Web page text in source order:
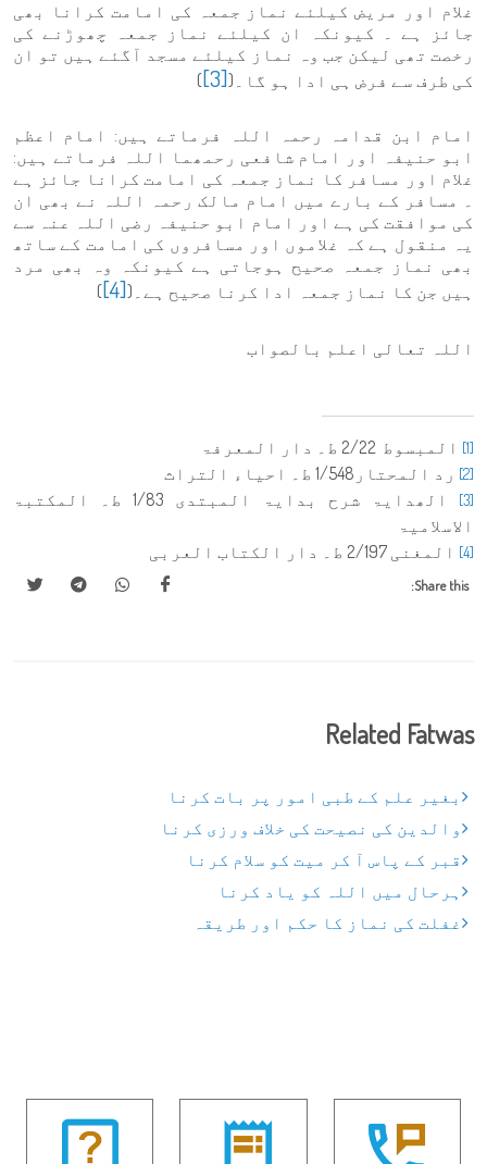
غلام اور مریض کیلئے نماز جمعہ کی امامت کرانا بھی
جائز ہے ۔ کیونکہ ان کیلئے نماز جمعہ چھوڑنے کی
رخصت تھی لیکن جب وہ نماز کیلئے مسجد آگئے ہیں تو ان
کی طرف سے فرض ہی ادا ہو گا۔([3]
)
امام ابن قدامہ رحمہ اللہ فرماتے ہیں: امام اعظم
ابو حنیفہ اور امام شافعی رحمھما اللہ فرماتے ہیں:
غلام اور مسافر کا نماز جمعہ کی امامت کرانا جائز ہے
۔ مسافر کے بارے میں امام مالک رحمہ اللہ نے بھی ان
کی موافقت کی ہے اور امام ابو حنیفہ رضی اللہ عنہ سے
یہ منقول ہے کہ غلاموں اور مسافروں کی امامت کے ساتھ
بھی نماز جمعہ صحیح ہوجاتی ہے کیونکہ وہ بھی مرد
ہیں جن کا نماز جمعہ ادا کرنا صحیح ہے۔([4]
)
اللہ تعالی اعلم بالصواب
[1] المبسوط 2/22 ط۔ دار المعرفۃ
[2] رد المحتار1/548 ط۔ احیاء التراث
[3]
الھدایۃ شرح بدایۃ المبتدی 1/83 ط۔ المکتبۃ
الاسلامیۃ
[4] المغنی 2/197 ط۔ دار الکتاب العربی
Share this:
Related Fatwas
بغیر علم کے طبی امور پر بات کرنا
والدین کی نصیحت کی خلاف ورزی کرنا
قبر کے پاس آ کر میت کو سلام کرنا
ہرحال میں اللہ کو یاد کرنا
غفلت کی نماز کا حکم اور طریقہ